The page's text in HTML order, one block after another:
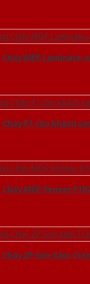
Cháy MDF Laminate-
P1 cho khach
MDF Veneer
2P Sơn Xám